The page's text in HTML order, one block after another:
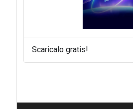
Scaricalo gratis!